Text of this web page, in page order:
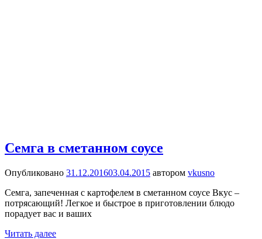
Семга в сметанном соусе
Опубликовано 31.12.201603.04.2015 автором vkusno
Семга, запеченная с картофелем в сметанном соусе Вкус –
потрясающий! Легкое и быстрое в приготовлении блюдо
порадует вас и ваших
Читать далее